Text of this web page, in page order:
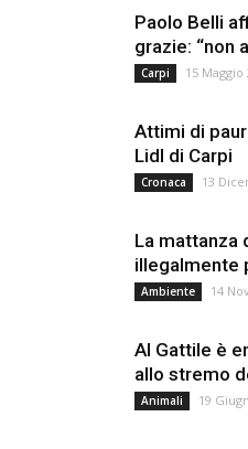
Paolo Belli
grazie: “non
Carpi 15 Maggio
Attimi di
Lidl di Carpi
Cronaca 13
La mattanza
illegalmente
Ambiente 14
Al Gattile è
allo stremo
Animali 19